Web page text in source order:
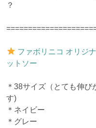
？
ファボリニコ オリジ
ットソー
＊38サイズ（とても伸び
す)
＊ネイビー
＊グレー